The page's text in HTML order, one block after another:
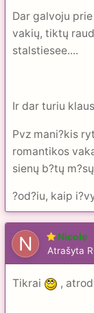
Dar galvoju
vakių, tiktų
stalstiesee....
Ir dar turiu
Pvz mani?kis
romantikos
sienų b?tų
?od?iu, kaip
Nicole
Atrašyta
Tikrai ,